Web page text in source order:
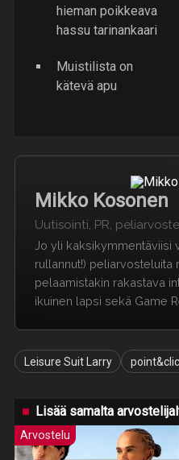
hieman poikkeava
hassu tarinankaari
Muistilista on
kätevä apu
Mikko Kosonen
Uutisointi, PR,
Jo yli kaksikymmentäviisi
rullannut!) peliarvosteluita
pelaamistakin rakastava
ikuinen lapsi sekä Game
Leisure Suit Larry
Lisää samalta
Arvostelu